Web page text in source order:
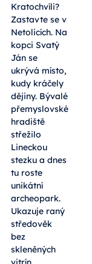
Kratochvíli?
Zastavte se v
Netolicích. Na
kopci Svatý
Ján se
ukrývá místo,
kudy kráčely
dějiny. Bývalé
přemyslovské
hradiště
střežilo
Lineckou
stezku a dnes
tu roste
unikátní
archeopark.
Ukazuje raný
středověk
bez
skleněných